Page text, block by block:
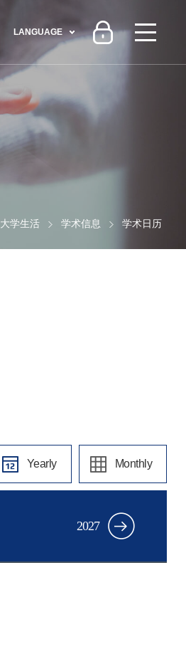
LANGUAGE
大学生活 学术信息 学术日历
Yearly Monthly
2027